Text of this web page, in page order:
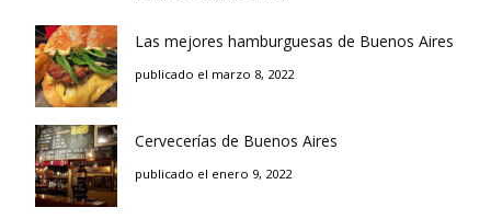
Las mejores hamburguesas de Buenos Aires
publicado el marzo 8, 2022
Cervecerías de Buenos Aires
publicado el enero 9, 2022